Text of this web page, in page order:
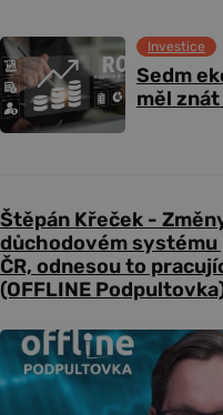
Sedm
měl
Investice
Štěpán Křeček -
důchodovém
ČR, odnesou to
(OFFLINE